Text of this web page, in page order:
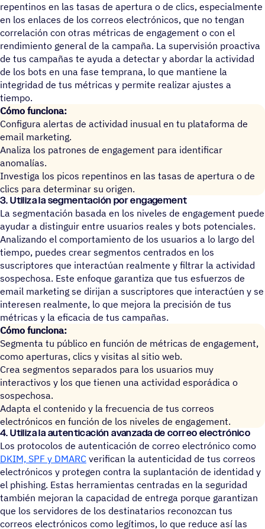
repentinos en las tasas de apertura o de clics, especialmente
en los enlaces de los correos electrónicos, que no tengan
correlación con otras métricas de engagement o con el
rendimiento general de la campaña. La supervisión proactiva
de tus campañas te ayuda a detectar y abordar la actividad
de los bots en una fase temprana, lo que mantiene la
integridad de tus métricas y permite realizar ajustes a
tiempo.
Cómo funciona:
Configura alertas de actividad inusual en tu plataforma de
email marketing.
Analiza los patrones de engagement para identificar
anomalías.
Investiga los picos repentinos en las tasas de apertura o de
clics para determinar su origen.
3. Utiliza la segmentación por engagement
La segmentación basada en los niveles de engagement puede
ayudar a distinguir entre usuarios reales y bots potenciales.
Analizando el comportamiento de los usuarios a lo largo del
tiempo, puedes crear segmentos centrados en los
suscriptores que interactúan realmente y filtrar la actividad
sospechosa. Este enfoque garantiza que tus esfuerzos de
email marketing se dirijan a suscriptores que interactúen y se
interesen realmente, lo que mejora la precisión de tus
métricas y la eficacia de tus campañas.
Cómo funciona:
Segmenta tu público en función de métricas de engagement,
como aperturas, clics y visitas al sitio web.
Crea segmentos separados para los usuarios muy
interactivos y los que tienen una actividad esporádica o
sospechosa.
Adapta el contenido y la frecuencia de tus correos
electrónicos en función de los niveles de engagement.
4. Utiliza la autenticación avanzada de correo electrónico
Los protocolos de autenticación de correo electrónico como
DKIM, SPF y DMARC verifican la autenticidad de tus correos
electrónicos y protegen contra la suplantación de identidad y
el phishing. Estas herramientas centradas en la seguridad
también mejoran la capacidad de entrega porque garantizan
que los servidores de los destinatarios reconozcan tus
correos electrónicos como legítimos, lo que reduce así las